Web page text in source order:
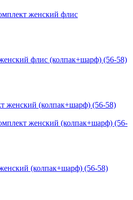
женский флис
флис (колпак+шарф) (56-58)
женский (колпак+шарф) (56-
(колпак+шарф) (56-58)